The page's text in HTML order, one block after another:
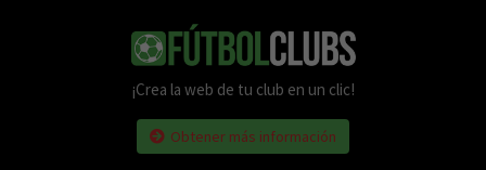
¡Crea la web de tu club en un clic!
Obtener más información